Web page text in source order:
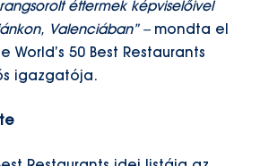
éttermek képviselőivel
Valenciában” –mondta el
World’s 50 Best Restaurants
igazgatója.